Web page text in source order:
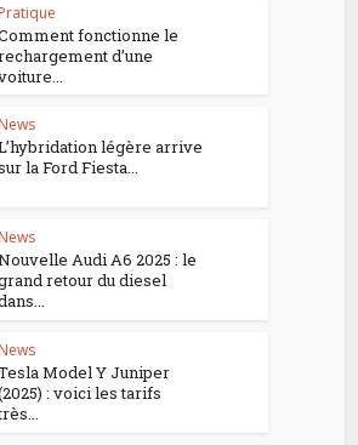
Pratique
fonctionne le
d’une
News
légère arrive
la Ford Fiesta...
News
Audi A6 2025 : le
retour du diesel
News
Model Y Juniper
: voici les tarifs